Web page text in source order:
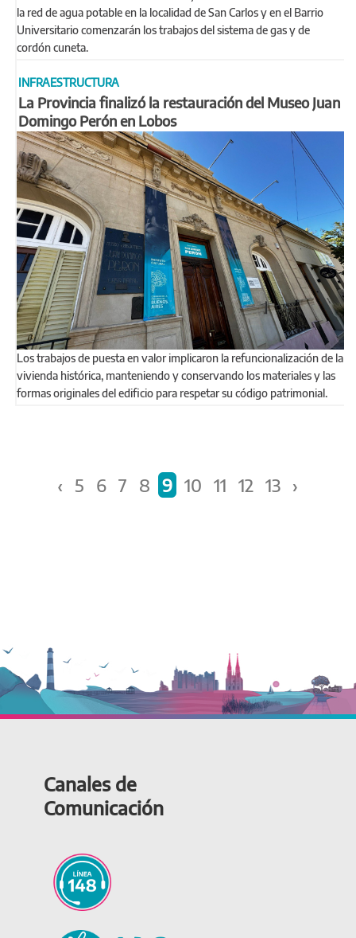
la red de agua potable en la localidad de San Carlos y en el Barrio
Universitario comenzarán los trabajos del sistema de gas y de
cordón cuneta.
INFRAESTRUCTURA
La Provincia finalizó la restauración del Museo Juan
Domingo Perón en Lobos
Los trabajos de puesta en valor implicaron la refuncionalización de la
vivienda histórica, manteniendo y conservando los materiales y las
formas originales del edificio para respetar su código patrimonial.
‹ 5 6 7 8 9 10 11 12 13 ›
Canales de
Comunicación